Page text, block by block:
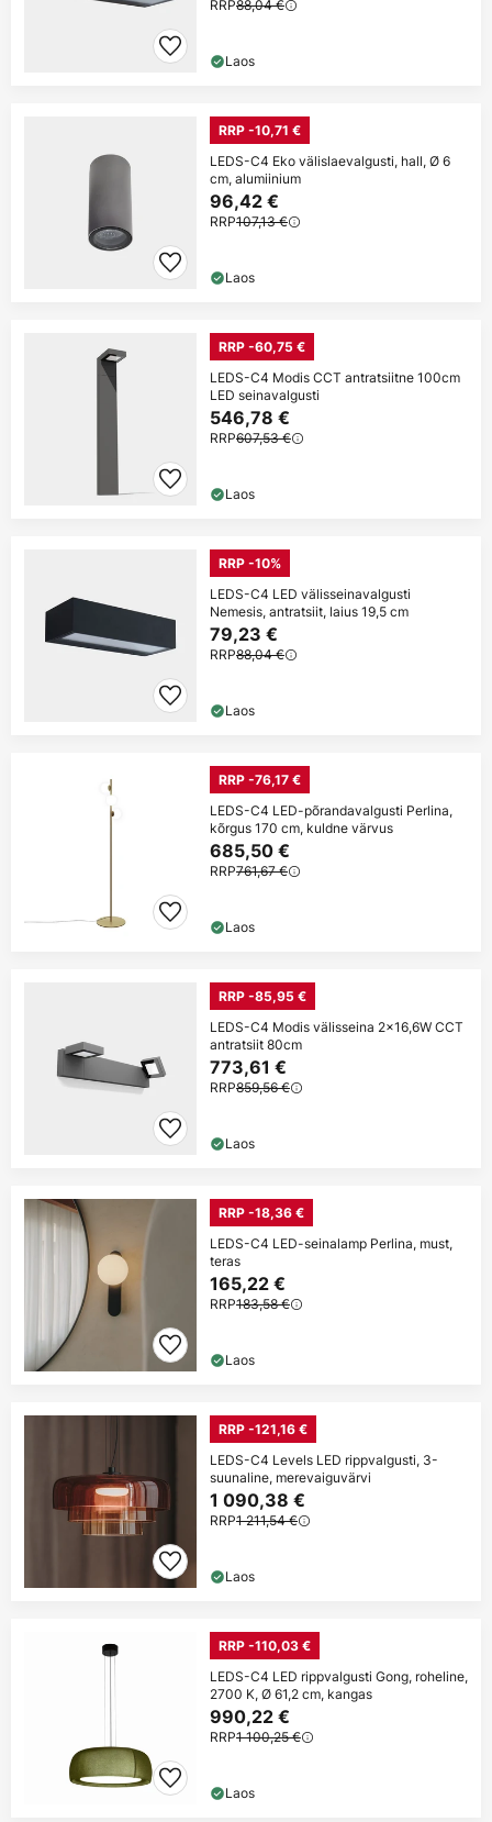
RRP88,04 €
Laos
RRP -10,71 €
LEDS-C4 Eko välislaevalgusti, hall, Ø 6
cm, alumiinium
96,42 €
RRP107,13 €
Laos
RRP -60,75 €
LEDS-C4 Modis CCT antratsiitne 100cm
LED seinavalgusti
546,78 €
RRP607,53 €
Laos
RRP -10%
LEDS-C4 LED välisseinavalgusti
Nemesis, antratsiit, laius 19,5 cm
79,23 €
RRP88,04 €
Laos
RRP -76,17 €
LEDS-C4 LED-põrandavalgusti Perlina,
kõrgus 170 cm, kuldne värvus
685,50 €
RRP761,67 €
Laos
RRP -85,95 €
LEDS-C4 Modis välisseina 2x16,6W CCT
antratsiit 80cm
773,61 €
RRP859,56 €
Laos
RRP -18,36 €
LEDS-C4 LED-seinalamp Perlina, must,
teras
165,22 €
RRP183,58 €
Laos
RRP -121,16 €
LEDS-C4 Levels LED rippvalgusti, 3-
suunaline, merevaiguvärvi
1 090,38 €
RRP1 211,54 €
Laos
RRP -110,03 €
LEDS-C4 LED rippvalgusti Gong, roheline,
2700 K, Ø 61,2 cm, kangas
990,22 €
RRP1 100,25 €
Laos